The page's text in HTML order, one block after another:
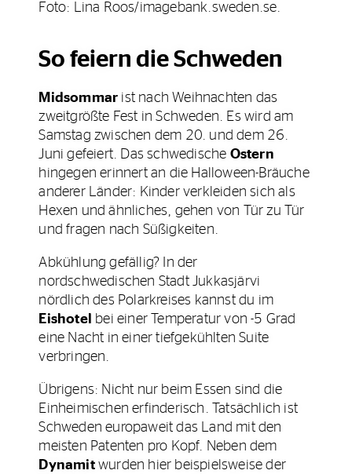
Foto: Lina Roos/imagebank.sweden.se.
So feiern die Schweden
Midsommar ist nach Weihnachten das
zweitgrößte Fest in Schweden. Es wird am
Samstag zwischen dem 20. und dem 26.
Juni gefeiert. Das schwedische Ostern
hingegen erinnert an die Halloween-Bräuche
anderer Länder: Kinder verkleiden sich als
Hexen und ähnliches, gehen von Tür zu Tür
und fragen nach Süßigkeiten.
Abkühlung gefällig? In der
nordschwedischen Stadt Jukkasjärvi
nördlich des Polarkreises kannst du im
Eishotel
bei einer Temperatur von -5 Grad
eine Nacht in einer tiefgekühlten Suite
verbringen.
Übrigens: Nicht nur beim Essen sind die
Einheimischen erfinderisch. Tatsächlich ist
Schweden europaweit das Land mit den
meisten Patenten pro Kopf. Neben dem
Dynamitwurden hier beispielsweise der